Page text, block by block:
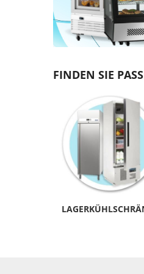
FINDEN SIE